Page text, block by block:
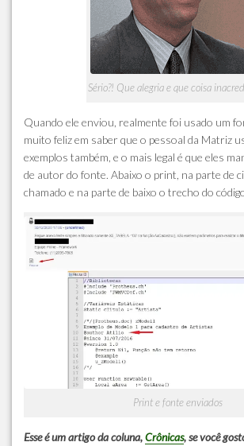
Sério?! Que alegria e que coisa
Quando ele enviou, realmente foi usado um
muito feliz em saber que o pessoal da Matriz
exemplos também, e o mais legal é que eles
de autor do fonte. Abaixo o print, na parte de
chamado e na parte de baixo o trecho do
Print e fonte enviados
Esse é um artigo da coluna,Crônicas, se você